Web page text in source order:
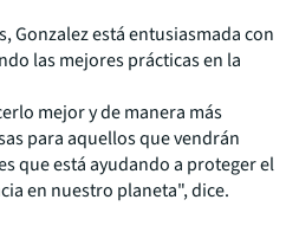
Gonzalez está entusiasmada con
las mejores prácticas en la
mejor y de manera más
para aquellos que vendrán
que está ayudando a proteger el
en nuestro planeta", dice.